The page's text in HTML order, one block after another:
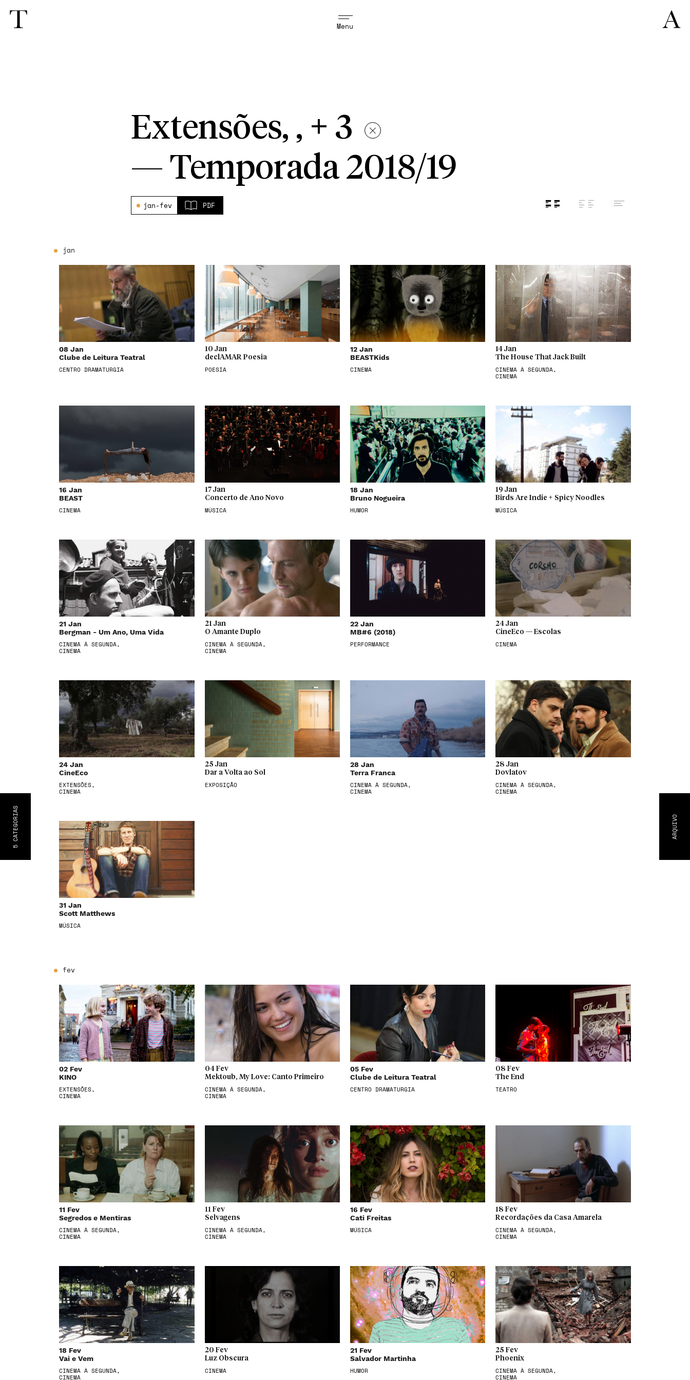
Menu
ARQUIVO
5
CATEGORIA
S
Extensões, , + 3
— Temporada 2018/19
jan-fev PDF
jan
08 Jan
Clube de Leitura Teatral
CENTRO DRAMATURGIA
10 Jan
declAMAR Poesia
POESIA
12 Jan
BEASTKids
CINEMA
14 Jan
The House That Jack Built
CINEMA À SEGUNDA,
CINEMA
16 Jan
BEAST
CINEMA
17 Jan
Concerto de Ano Novo
MÚSICA
18 Jan
Bruno Nogueira
HUMOR
19 Jan
Birds Are Indie + Spicy Noodles
MÚSICA
21 Jan
Bergman - Um Ano, Uma Vida
CINEMA À SEGUNDA,
CINEMA
21 Jan
O Amante Duplo
CINEMA À SEGUNDA,
CINEMA
22 Jan
MB#6 (2018)
PERFORMANCE
24 Jan
CineEco — Escolas
CINEMA
24 Jan
CineEco
EXTENSÕES,
CINEMA
25 Jan
Dar a Volta ao Sol
EXPOSIÇÃO
28 Jan
Terra Franca
CINEMA À SEGUNDA,
CINEMA
28 Jan
Dovlatov
CINEMA À SEGUNDA,
CINEMA
31 Jan
Scott Matthews
MÚSICA
fev
02 Fev
KINO
EXTENSÕES,
CINEMA
04 Fev
Mektoub, My Love: Canto Primeiro
CINEMA À SEGUNDA,
CINEMA
05 Fev
Clube de Leitura Teatral
CENTRO DRAMATURGIA
08 Fev
The End
TEATRO
11 Fev
Segredos e Mentiras
CINEMA À SEGUNDA,
CINEMA
11 Fev
Selvagens
CINEMA À SEGUNDA,
CINEMA
16 Fev
Cati Freitas
MÚSICA
18 Fev
Recordações da Casa Amarela
CINEMA À SEGUNDA,
CINEMA
18 Fev
Vai e Vem
CINEMA À SEGUNDA,
CINEMA
20 Fev
Luz Obscura
CINEMA
21 Fev
Salvador Martinha
HUMOR
25 Fev
Phoenix
CINEMA À SEGUNDA,
CINEMA